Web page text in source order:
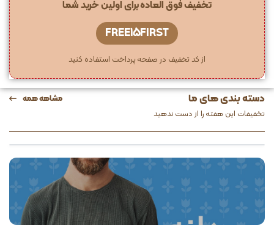
تخفیف فوق العاده برای اولین خرید شما
FREE15FIRST
از کد تخفیف در صفحه پرداخت استفاده کنید
دسته بندی های ما
تخفیفات این هفته را از دست ندهید
مشاهه همه